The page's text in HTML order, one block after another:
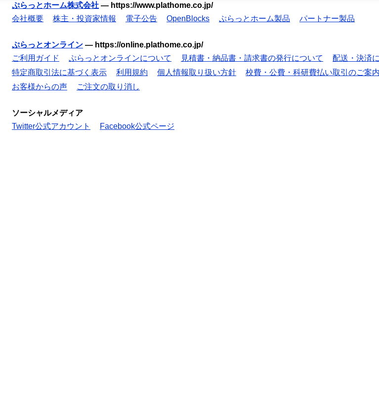
ぷらっとホーム株式会社 — https://www.plathome.co.jp/
会社概要
株主・投資家情報 電子公告 OpenBlocks ぷらっとホーム製品 パートナー製品
ぷらっとオンライン — https://online.plathome.co.jp/
ご利用ガイド
ぷらっとオンラインについて 見積書・納品書・請求書の発行について 配送・決済
特定商取引法に基づく表示
利用規約 個人情報取り扱い方針 校費・公費・科研費払い取引のご案内
お客様からの声
ご注文の取り消し
ソーシャルメディア
Twitter公式アカウント
Facebook公式ページ